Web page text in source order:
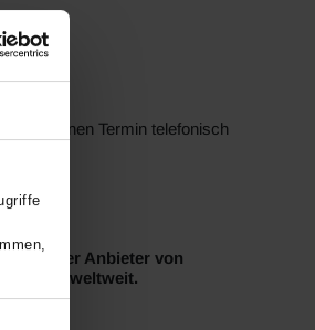
Sie einen Termin telefonisch
Anbieter von
weltweit.